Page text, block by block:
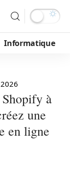
Informatique
à
une
en ligne